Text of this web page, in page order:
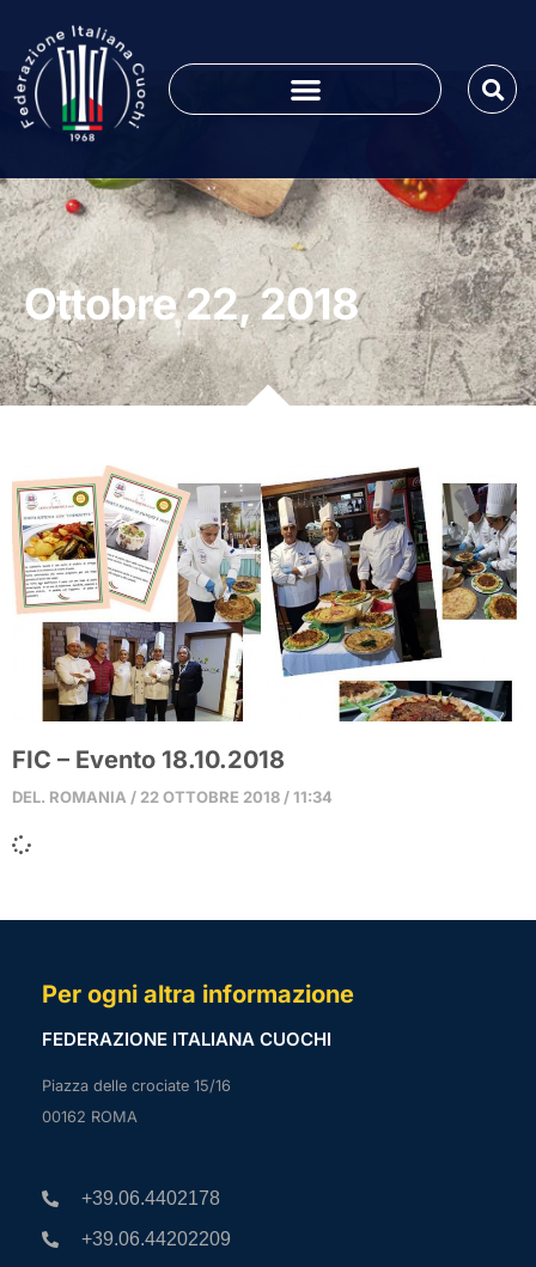
Ottobre 22, 2018
FIC – Evento 18.10.2018
DEL. ROMANIA 22 OTTOBRE 2018 11:34
Per ogni altra informazione
FEDERAZIONE ITALIANA CUOCHI
Piazza delle crociate 15/16
00162 ROMA
+39.06.4402178
+39.06.44202209